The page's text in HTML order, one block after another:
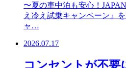
〜夏の車中泊も安心！
え冷え試乗キャンペーン』
ャ…
2026.07.17
コンセントが不要